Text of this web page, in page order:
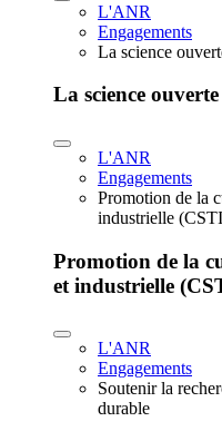
L'ANR
Engagements
La science
La science ouverte
L'ANR
Engagements
Promotion de la
industrielle
Promotion de la
et industrielle
L'ANR
Engagements
Soutenir la
durable